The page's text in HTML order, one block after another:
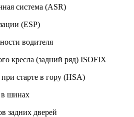
система (ASR)
(ESP)
водителя
кресла (задний ряд) ISOFIX
старте в гору (HSA)
в шинах
задних дверей